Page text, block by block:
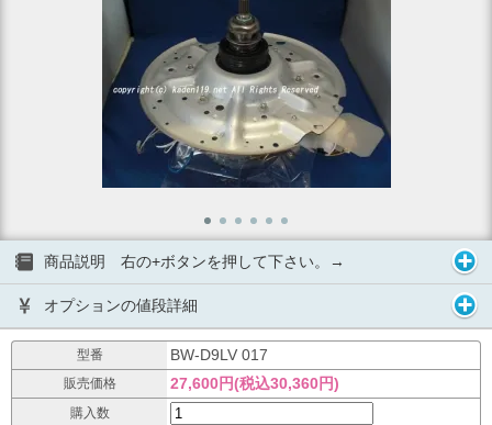
商品説明 右の+ボタンを押して下さい。→
オプションの値段詳細
型番 BW-D9LV 017
販売価格 27,600円(税込30,360円)
購入数